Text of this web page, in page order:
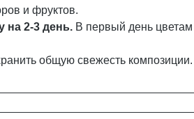
и фруктов.
на 2-3 день. В первый день цветам
общую свежесть композиции.